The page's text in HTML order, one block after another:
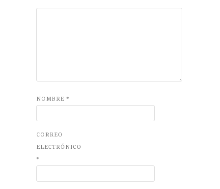
NOMBRE *
CORREO
ELECTRÓNICO
*